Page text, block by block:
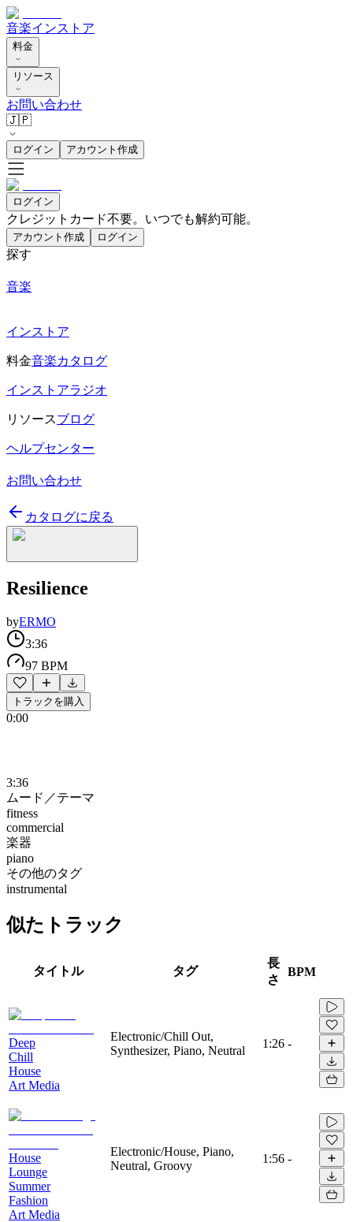
音楽インストア
料金
リソース
お問い合わせ
🇯🇵
ログイン アカウント作成
ログイン
クレジットカード不要。いつでも解約可能。
アカウント作成 ログイン
探す
音楽
インストア
料金音楽カタログ
インストアラジオ
リソースブログ
ヘルプセンター
お問い合わせ
カタログに戻る
Resilience
byERMO
3:36
97 BPM
トラックを購入
0:00
3:36
ムード／テーマ
fitness
commercial
楽器
piano
その他のタグ
instrumental
似たトラック
タイトル タグ
長
さ
BPM
Deep
Chill
House
Art Media
Electronic/Chill Out,
Synthesizer, Piano, Neutral
1:26 -
House
Lounge
Summer
Fashion
Art Media
Electronic/House, Piano,
Neutral, Groovy
1:56 -